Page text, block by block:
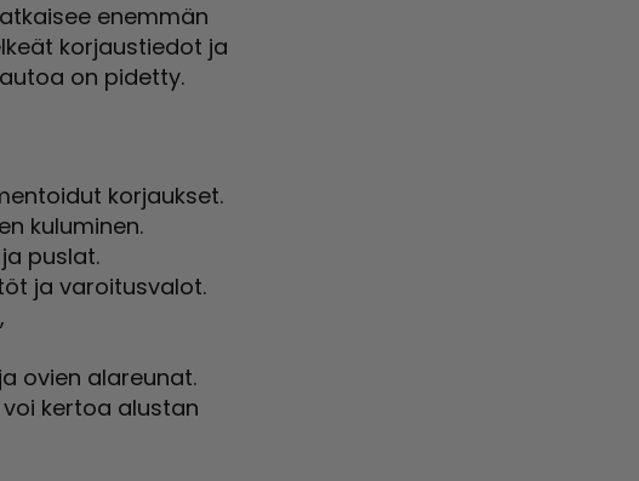
enemmän
korjaustiedot ja
on pidetty.
korjaukset.
kuluminen.
puslat.
ja varoitusvalot.
ovien alareunat.
kertoa alustan